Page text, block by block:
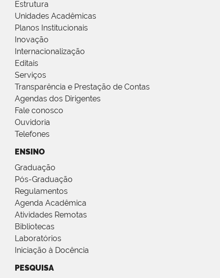
Estrutura
Unidades Acadêmicas
Planos Institucionais
Inovação
Internacionalização
Editais
Serviços
Transparência e Prestação de Contas
Agendas dos Dirigentes
Fale conosco
Ouvidoria
Telefones
ENSINO
Graduação
Pós-Graduação
Regulamentos
Agenda Acadêmica
Atividades Remotas
Bibliotecas
Laboratórios
Iniciação à Docência
PESQUISA